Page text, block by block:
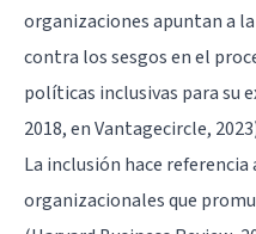
organizaciones apuntan a
contra los sesgos en el
políticas inclusivas para su
2018, en Vantagecircle,
La inclusión hace
organizacionales que